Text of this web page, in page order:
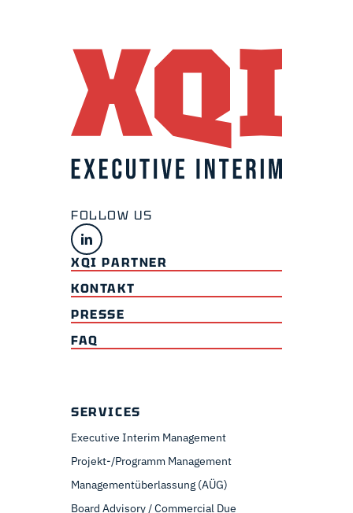
XQI PARTNER
KONTAKT
PRESSE
FAQ
SERVICES
Executive Interim Management
Projekt-/Programm Management
Managementüberlassung (AÜG)
Board Advisory / Commercial Due